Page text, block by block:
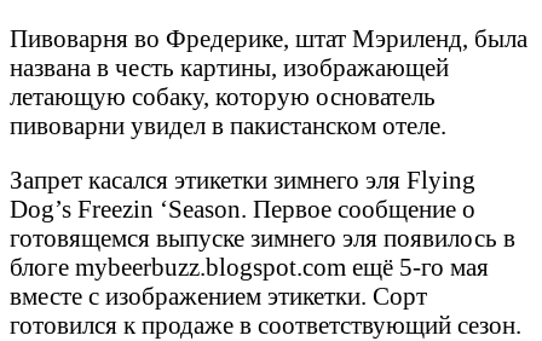
Пивоварня во Фредерике, штат Мэриленд, была
названа в честь картины, изображающей
летающую собаку, которую основатель
пивоварни увидел в пакистанском отеле.
Запрет касался этикетки зимнего эля Flying
Dog’s Freezin ‘Season. Первое сообщение о
готовящемся выпуске зимнего эля появилось в
блоге mybeerbuzz.blogspot.com ещё 5-го мая
вместе с изображением этикетки. Сорт
готовился к продаже в соответствующий сезон.